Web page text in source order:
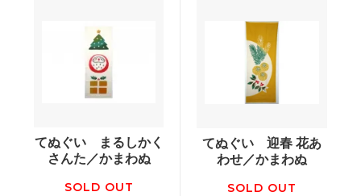
てぬぐい まるしかく
さんた／かまわぬ
SOLD OUT
てぬぐい 迎春 花あ
わせ／かまわぬ
SOLD OUT